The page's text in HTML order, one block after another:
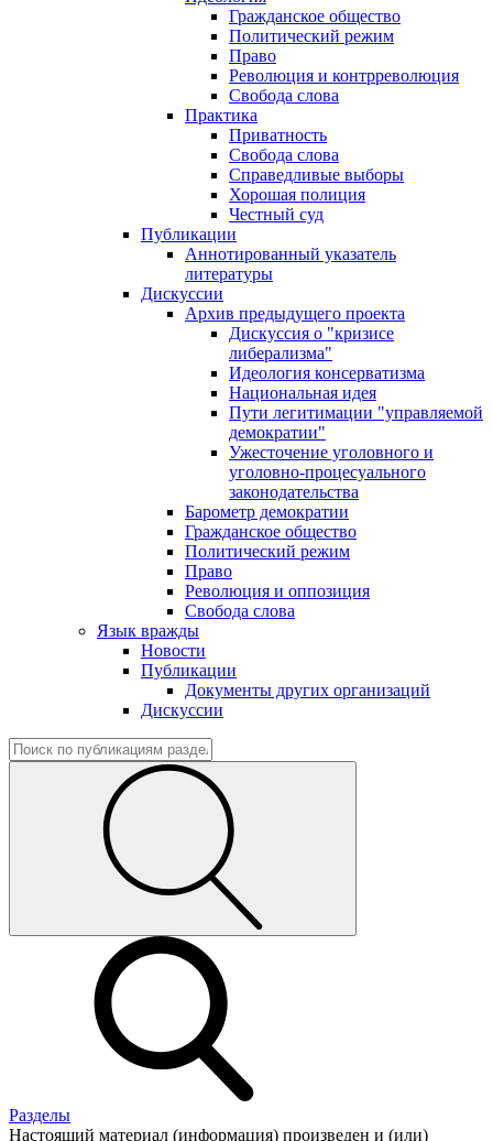
Гражданское общество
Политический режим
Право
Революция и контрреволюция
Свобода слова
Практика
Приватность
Свобода слова
Справедливые выборы
Хорошая полиция
Честный суд
Публикации
Аннотированный указатель
литературы
Дискуссии
Архив предыдущего проекта
Дискуссия о "кризисе
либерализма"
Идеология консерватизма
Национальная идея
Пути легитимации "управляемой
демократии"
Ужесточение уголовного и
уголовно-процесуального
законодательства
Барометр демократии
Гражданское общество
Политический режим
Право
Революция и оппозиция
Свобода слова
Язык вражды
Новости
Публикации
Документы других организаций
Дискуссии
Разделы
Настоящий материал (информация) произведен и (или)